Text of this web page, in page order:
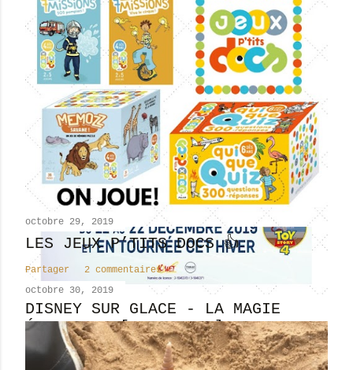
octobre 30, 2019
DISNEY SUR GLACE - LA MAGIE
ÉTERNELLE [SPECTACLE]
Partager 4 commentaires
octobre 29, 2019
LES JEUX P’TITS DOCS 👍
Partager 2 commentaires